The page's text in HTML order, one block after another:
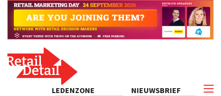
NIEUWSBRIEF
LEDENZONE